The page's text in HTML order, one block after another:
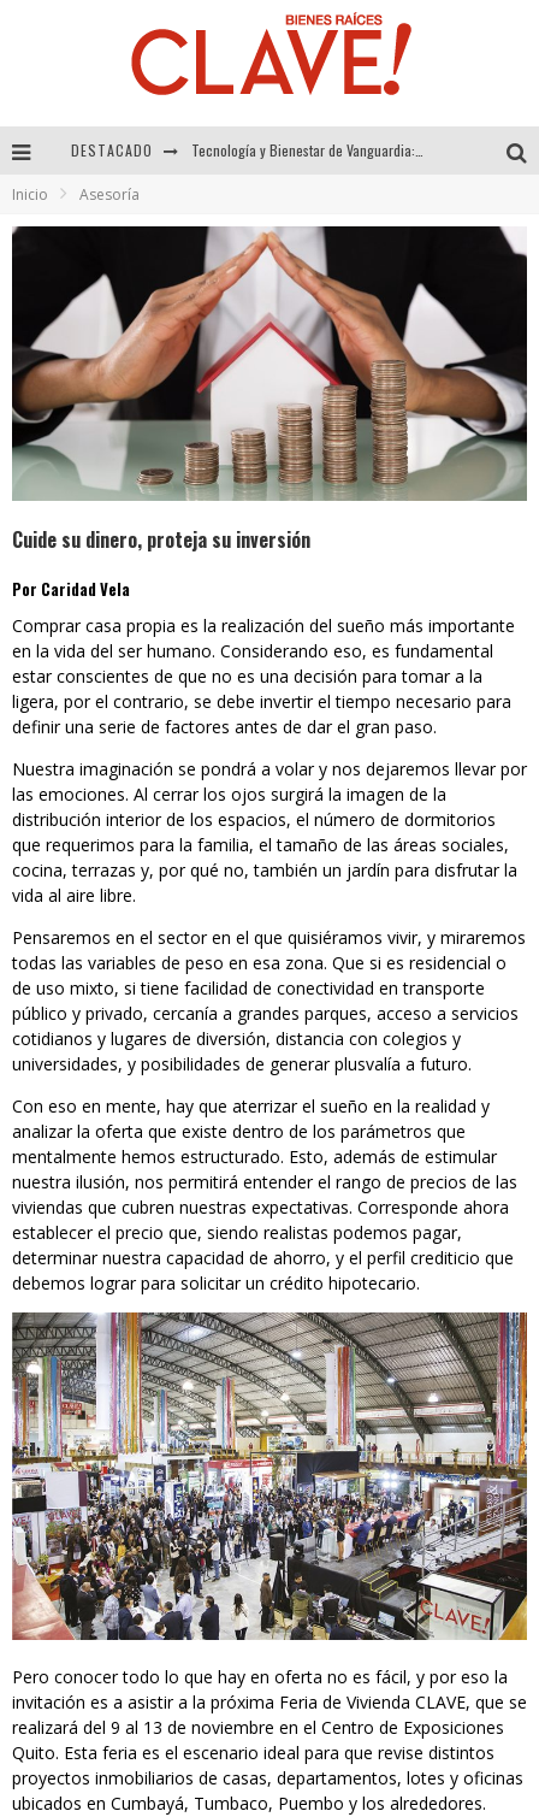
DESTACADO Sector Inmobiliario – recuperación a paso firme
Tecnología y Bienestar de Vanguardia: El Inodoro Inteligente Neotech de FV.
Inicio Asesoría
Cuide su dinero, proteja su inversión
Por Caridad Vela
Comprar casa propia es la realización del sueño más importante
en la vida del ser humano. Considerando eso, es fundamental
estar conscientes de que no es una decisión para tomar a la
ligera, por el contrario, se debe invertir el tiempo necesario para
definir una serie de factores antes de dar el gran paso.
Nuestra imaginación se pondrá a volar y nos dejaremos llevar por
las emociones. Al cerrar los ojos surgirá la imagen de la
distribución interior de los espacios, el número de dormitorios
que requerimos para la familia, el tamaño de las áreas sociales,
cocina, terrazas y, por qué no, también un jardín para disfrutar la
vida al aire libre.
Pensaremos en el sector en el que quisiéramos vivir, y miraremos
todas las variables de peso en esa zona. Que si es residencial o
de uso mixto, si tiene facilidad de conectividad en transporte
público y privado, cercanía a grandes parques, acceso a servicios
cotidianos y lugares de diversión, distancia con colegios y
universidades, y posibilidades de generar plusvalía a futuro.
Con eso en mente, hay que aterrizar el sueño en la realidad y
analizar la oferta que existe dentro de los parámetros que
mentalmente hemos estructurado. Esto, además de estimular
nuestra ilusión, nos permitirá entender el rango de precios de las
viviendas que cubren nuestras expectativas. Corresponde ahora
establecer el precio que, siendo realistas podemos pagar,
determinar nuestra capacidad de ahorro, y el perfil crediticio que
debemos lograr para solicitar un crédito hipotecario.
Pero conocer todo lo que hay en oferta no es fácil, y por eso la
invitación es a asistir a la próxima Feria de Vivienda CLAVE, que se
realizará del 9 al 13 de noviembre en el Centro de Exposiciones
Quito. Esta feria es el escenario ideal para que revise distintos
proyectos inmobiliarios de casas, departamentos, lotes y oficinas
ubicados en Cumbayá, Tumbaco, Puembo y los alrededores.